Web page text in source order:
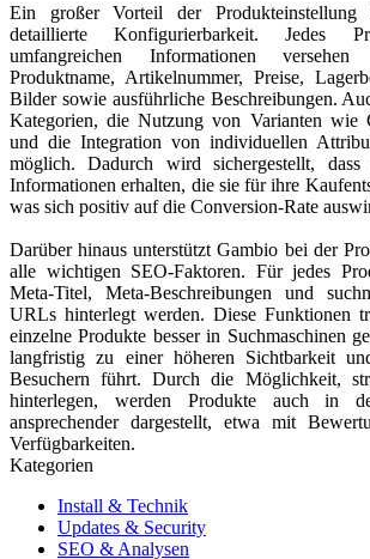
Ein großer Vorteil der
detaillierte Konfigurierbarkeit. Jedes
umfangreichen Informationen
Produktname, Artikelnummer, Preise,
Bilder sowie ausführliche Beschreibungen.
Kategorien, die Nutzung von Varianten wie
und die Integration von individuellen
möglich. Dadurch wird sichergestellt,
Informationen erhalten, die sie für ihre
was sich positiv auf die Conversion-Rate
Darüber hinaus unterstützt Gambio bei der
alle wichtigen SEO-Faktoren. Für jedes
Meta-Titel, Meta-Beschreibungen und
URLs hinterlegt werden. Diese Funktionen
einzelne Produkte besser in Suchmaschinen
langfristig zu einer höheren Sichtbarkeit
Besuchern führt. Durch die Möglichkeit,
hinterlegen, werden Produkte auch in
ansprechender dargestellt, etwa mit
Verfügbarkeiten.
Kategorien
Install & Technik
Updates & Security
SEO & Analysen